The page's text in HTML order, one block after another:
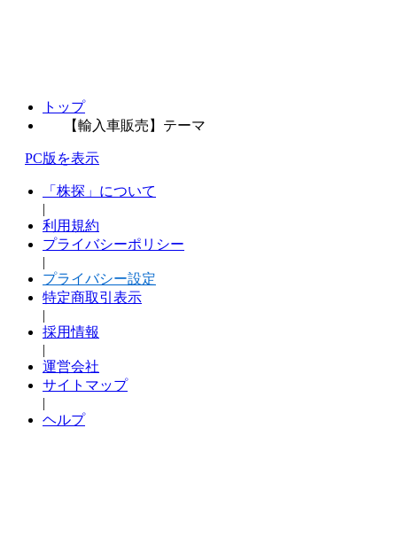
トップ
【輸入車販売】テーマ
PC版を表示
「株探」について
|
利用規約
プライバシーポリシー
|
プライバシー設定
特定商取引表示
|
採用情報
|
運営会社
サイトマップ
|
ヘルプ